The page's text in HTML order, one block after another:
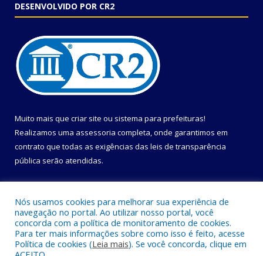
DESENVOLVIDO POR CR2
Muito mais que criar site ou sistema para prefeituras!
Realizamos uma assessoria completa, onde garantimos em
contrato que todas as exigências das leis de transparência
pública serão atendidas.
Todos os direitos reservados a Prefeitura Municipal de Uruçuca.
Nós usamos cookies para melhorar sua experiência de
navegação no portal. Ao utilizar nosso portal, você
concorda com a política de monitoramento de cookies.
Para ter mais informações sobre como isso é feito, acesse
Política de cookies (Leia mais). Se você concorda, clique em